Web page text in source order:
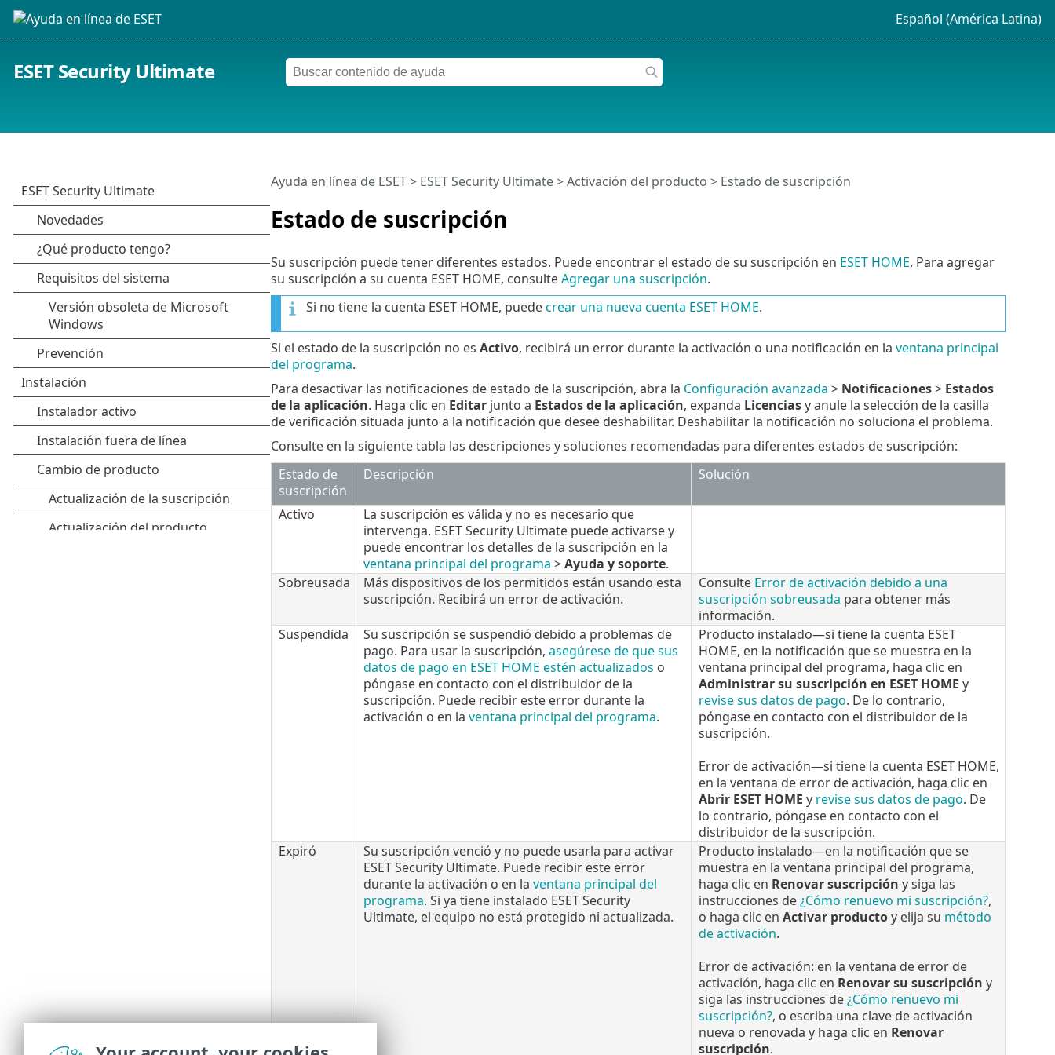
Español (América Latina)
ESET Security Ultimate
Estado de suscripción
Ayuda en línea de ESET> ESET Security Ultimate>Activación del producto > Estado de suscripción
Su suscripción puede tener diferentes estados. Puede encontrar el estado de su suscripción en ESET HOME. Para agregar
su suscripción a su cuenta ESET HOME, consulteAgregar una suscripción.
Si no tiene la cuenta ESET HOME, puedecrear una nueva cuenta ESET HOME.
Si el estado de la suscripción no es Activo, recibirá un error durante la activación o una notificación en la ventana principal
del programa.
Para desactivar las notificaciones de estado de la suscripción, abra la Configuración avanzada > Notificaciones> Estados
de la aplicación. Haga clic en Editarjunto a Estados de la aplicación, expanda Licenciasy anule la selección de la casilla
de verificación situada junto a la notificación que desee deshabilitar. Deshabilitar la notificación no soluciona el problema.
Consulte en la siguiente tabla las descripciones y soluciones recomendadas para diferentes estados de suscripción:
Estado de
suscripción
Descripción Solución
Activo
La suscripción es válida y no es necesario que
intervenga. ESET Security Ultimate puede activarse y
puede encontrar los detalles de la suscripción en la
ventana principal del programa >Ayuda y soporte.
Sobreusada
Más dispositivos de los permitidos están usando esta
suscripción. Recibirá un error de activación.
Consulte Error de activación debido a una
suscripción sobreusada para obtener más
información.
Suspendida
Su suscripción se suspendió debido a problemas de
pago. Para usar la suscripción, asegúrese de que sus
datos de pago en ESET HOME estén actualizados o
póngase en contacto con el distribuidor de la
suscripción. Puede recibir este error durante la
activación o en la ventana principal del programa.
Producto instalado—si tiene la cuenta ESET
HOME, en la notificación que se muestra en la
ventana principal del programa, haga clic en
Administrar su suscripción en ESET HOME y
revise sus datos de pago. De lo contrario,
póngase en contacto con el distribuidor de la
suscripción.
Error de activación—si tiene la cuenta ESET HOME,
en la ventana de error de activación, haga clic en
Abrir ESET HOME y revise sus datos de pago. De
lo contrario, póngase en contacto con el
distribuidor de la suscripción.
Expiró
Su suscripción venció y no puede usarla para activar
ESET Security Ultimate. Puede recibir este error
durante la activación o en la ventana principal del
programa. Si ya tiene instalado ESET Security
Ultimate, el equipo no está protegido ni actualizada.
Producto instalado—en la notificación que se
muestra en la ventana principal del programa,
haga clic en Renovar suscripción y siga las
instrucciones de¿Cómo renuevo mi suscripción?,
o haga clic en Activar productoy elija su método
de activación.
Error de activación: en la ventana de error de
activación, haga clic en Renovar su suscripción y
siga las instrucciones de¿Cómo renuevo mi
suscripción?, o escriba una clave de activación
nueva o renovada y haga clic en Renovar
suscripción.